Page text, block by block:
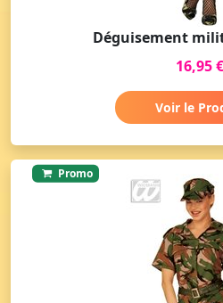
Déguisement
16,95 €
Voir le
Promo